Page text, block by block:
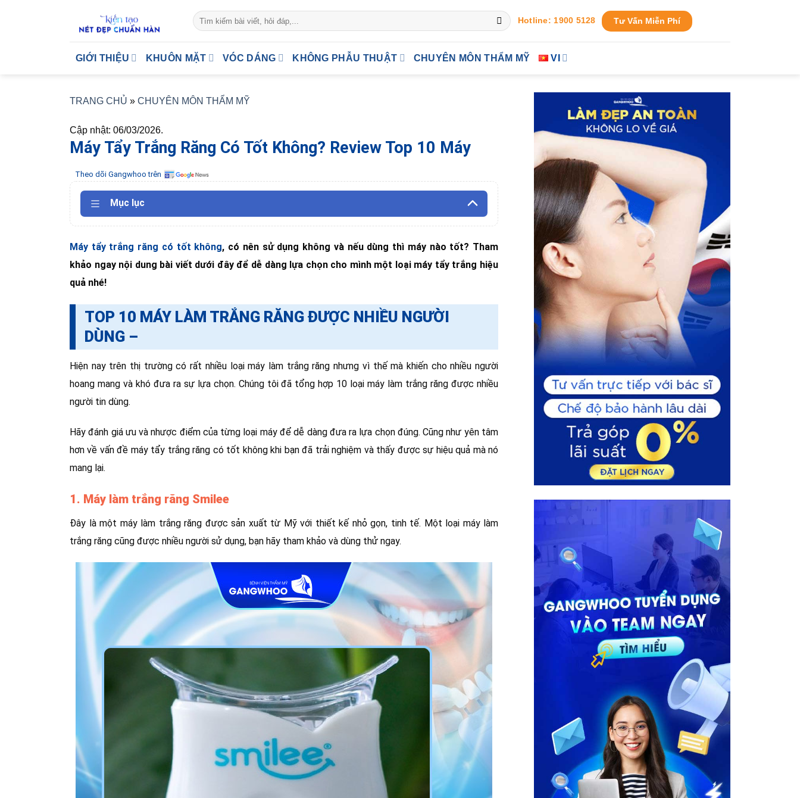
Hotline: 1900 5128 Tư Vấn Miễn Phí
GIỚI THIỆU KHUÔN MẶT VÓC DÁNG KHÔNG PHẪU THUẬT CHUYÊN MÔN THẨM MỸ VI
TRANG CHỦ » CHUYÊN MÔN THẨM MỸ
Cập nhật: 06/03/2026.
Máy Tẩy Trắng Răng Có Tốt Không? Review Top 10 Máy
Theo dõi Gangwhoo trên
Mục lục
Máy tẩy trắng răng có tốt không, có nên sử dụng không và nếu dùng thì máy nào tốt? Tham
khảo ngay nội dung bài viết dưới đây để dễ dàng lựa chọn cho mình một loại máy tẩy trắng hiệu
quả nhé!
TOP 10 MÁY LÀM TRẮNG RĂNG ĐƯỢC NHIỀU NGƯỜI
DÙNG –
Hiện nay trên thị trường có rất nhiều loại máy làm trắng răng nhưng vì thế mà khiến cho nhiều người
hoang mang và khó đưa ra sự lựa chọn. Chúng tôi đã tổng hợp 10 loại máy làm trắng răng được nhiều
người tin dùng.
Hãy đánh giá ưu và nhược điểm của từng loại máy để dễ dàng đưa ra lựa chọn đúng. Cũng như yên tâm
hơn về vấn đề máy tẩy trắng răng có tốt không khi bạn đã trải nghiệm và thấy được sự hiệu quả mà nó
mang lại.
1. Máy làm trắng răng Smilee
Đây là một máy làm trắng răng được sản xuất từ Mỹ với thiết kế nhỏ gọn, tinh tế. Một loại máy làm
trắng răng cũng được nhiều người sử dụng, bạn hãy tham khảo và dùng thử ngay.